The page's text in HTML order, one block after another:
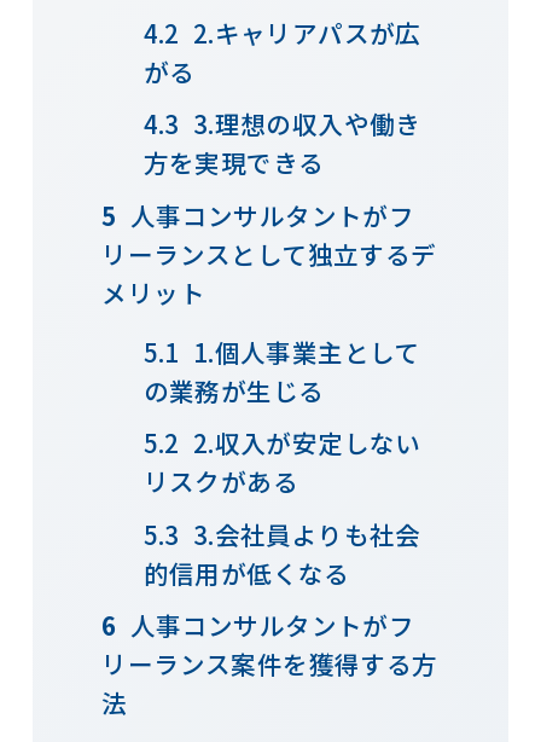
2.キャリアパスが広
がる
3.理想の収入や働き
方を実現できる
人事コンサルタントがフ
リーランスとして独立するデ
メリット
1.個人事業主として
の業務が生じる
2.収入が安定しない
リスクがある
3.会社員よりも社会
的信用が低くなる
人事コンサルタントがフ
リーランス案件を獲得する方
法